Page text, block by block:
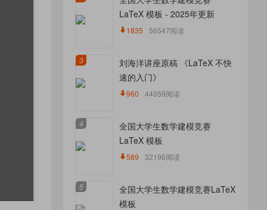
LaTeX 模板 - 2025年更新
1835 56547阅读
3
刘海洋讲座原稿 《LaTeX 不快
速的入门》
960 44059阅读
4
全国大学生数学建模竞赛
LaTeX 模板
589 32196阅读
5
全国大学生数学建模竞赛LaTeX
模板